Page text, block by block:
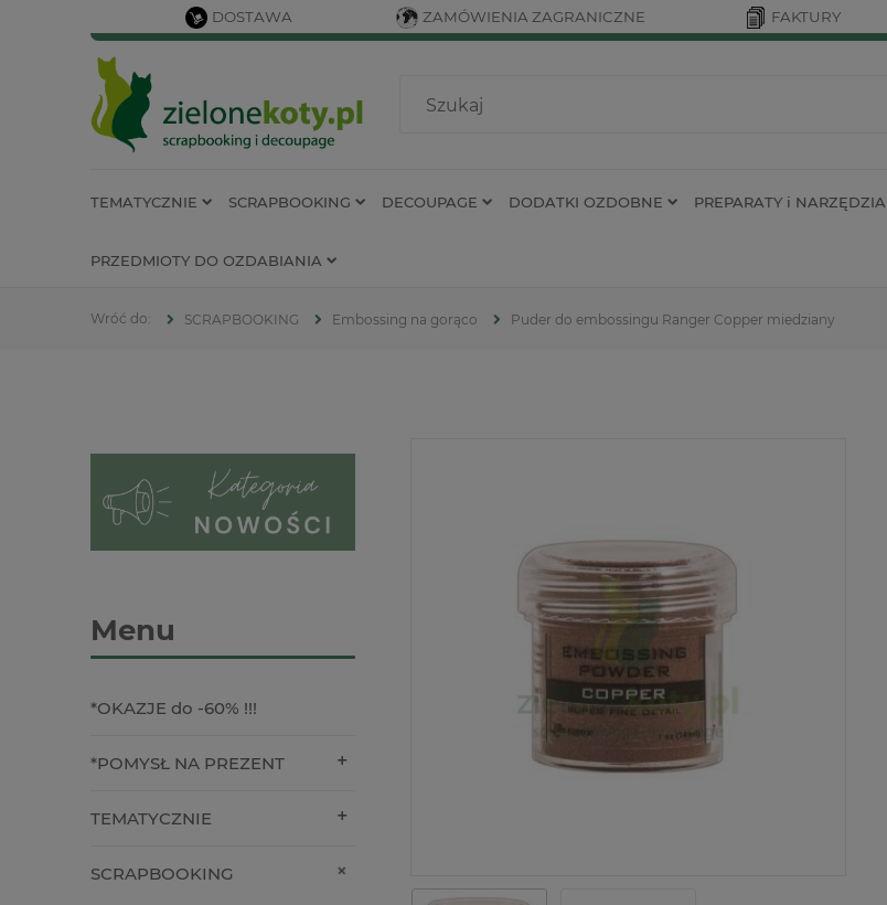
DOSTAWA ZAMÓWIENIA ZAGRANICZNE FAKTURY
TEMATYCZNIE SCRAPBOOKING DECOUPAGE DODATKI OZDOBNE PREPARATY i NARZĘDZIA
PRZEDMIOTY DO OZDABIANIA
SCRAPBOOKING Embossing na gorąco Puder do embossingu Ranger Copper miedziany
Menu
*OKAZJE do -60% !!!
*POMYSŁ NA PREZENT
TEMATYCZNIE
SCRAPBOOKING